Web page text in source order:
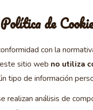
de
con la
sitio web no utiliza
tipo de información
realizan análisis de